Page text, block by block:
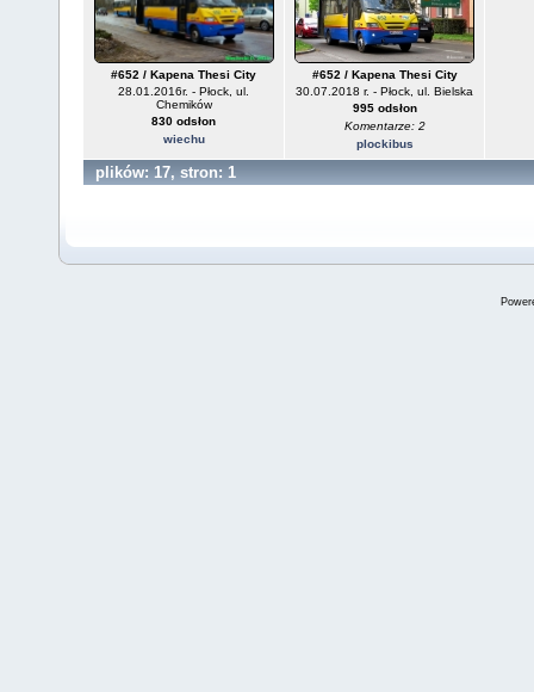
#652 / Kapena Thesi City
28.01.2016r. - Płock, ul.
Chemików
830 odsłon
wiechu
#652 / Kapena Thesi City
30.07.2018 r. - Płock, ul. Bielska
995 odsłon
Komentarze: 2
plockibus
plików: 17, stron: 1